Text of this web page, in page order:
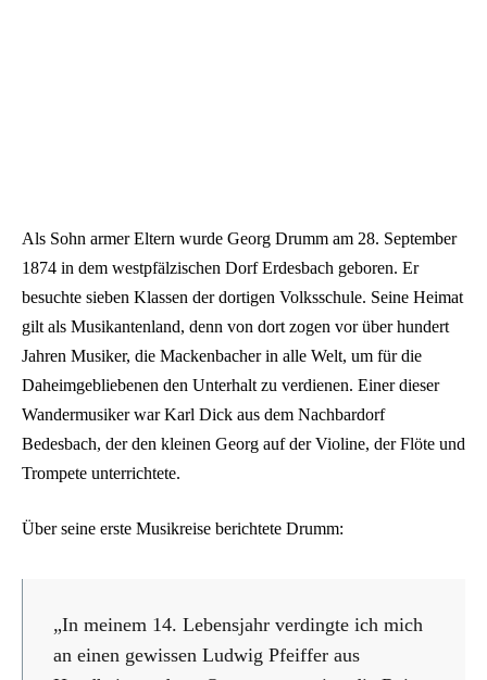
Als Sohn armer Eltern wurde Georg Drumm am 28. September
1874 in dem westpfälzischen Dorf Erdesbach geboren. Er
besuchte sieben Klassen der dortigen Volksschule. Seine Heimat
gilt als Musikantenland, denn von dort zogen vor über hundert
Jahren Musiker, die Mackenbacher in alle Welt, um für die
Daheimgebliebenen den Unterhalt zu verdienen. Einer dieser
Wandermusiker war Karl Dick aus dem Nachbardorf
Bedesbach, der den kleinen Georg auf der Violine, der Flöte und
Trompete unterrichtete.
Über seine erste Musikreise berichtete Drumm:
„In meinem 14. Lebensjahr verdingte ich mich
an einen gewissen Ludwig Pfeiffer aus